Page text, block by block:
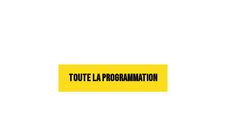
TOUTE LA PROGRAMMATION